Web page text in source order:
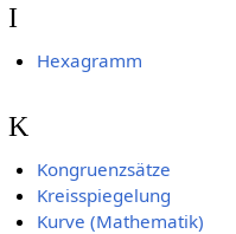
I
Hexagramm
K
Kongruenzsätze
Kreisspiegelung
Kurve (Mathematik)